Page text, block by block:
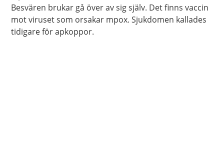
Besvären brukar gå över av sig själv. Det finns vaccin
mot viruset som orsakar mpox. Sjukdomen kallades
tidigare för apkoppor.